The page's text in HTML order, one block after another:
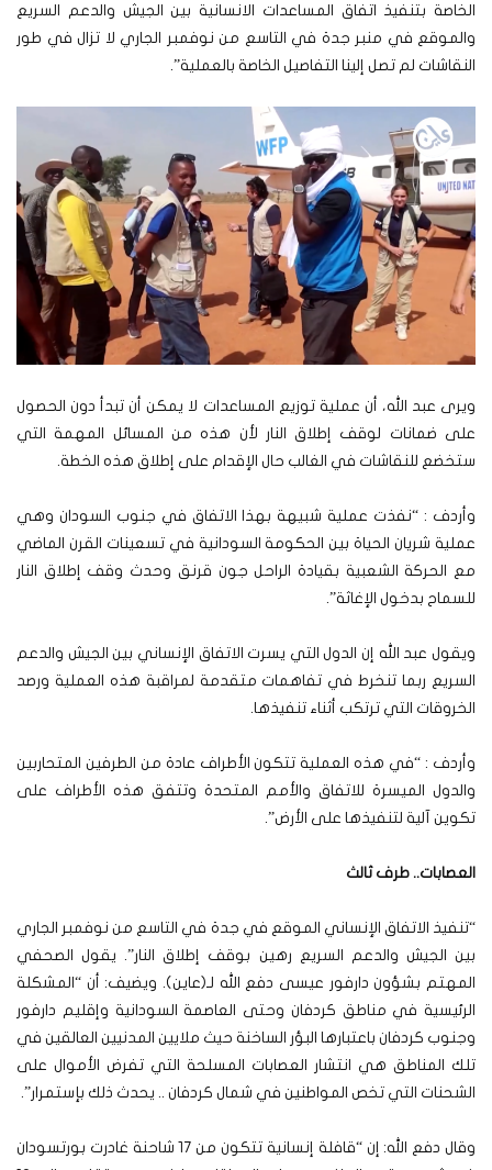
الخاصة بتنفيذ اتفاق المساعدات الانسانية بين الجيش والدعم السريع
والموقع في منبر جدة في التاسع من نوفمبر الجاري لا تزال في طور
النقاشات لم تصل إلينا التفاصيل الخاصة بالعملية”.
ويرى عبد الله، أن عملية توزيع المساعدات لا يمكن أن تبدأ دون الحصول
على ضمانات لوقف إطلاق النار لأن هذه من المسائل المهمة التي
ستخضع للنقاشات في الغالب حال الإقدام على إطلاق هذه الخطة.
وأردف : “نفذت عملية شبيهة بهذا الاتفاق في جنوب السودان وهي
عملية شريان الحياة بين الحكومة السودانية في تسعينات القرن الماضي
مع الحركة الشعبية بقيادة الراحل جون قرنق وحدث وقف إطلاق النار
للسماح بدخول الإغاثة”.
ويقول عبد الله إن الدول التي يسرت الاتفاق الإنساني بين الجيش والدعم
السريع ربما تنخرط في تفاهمات متقدمة لمراقبة هذه العملية ورصد
الخروقات التي ترتكب أثناء تنفيذها.
وأردف : “في هذه العملية تتكون الأطراف عادة من الطرفين المتحاربين
والدول الميسرة للاتفاق والأمم المتحدة وتتفق هذه الأطراف على
تكوين آلية لتنفيذها على الأرض”.
العصابات.. طرف ثالث
“تنفيذ الاتفاق الإنساني الموقع في جدة في التاسع من نوفمبر الجاري
بين الجيش والدعم السريع رهين بوقف إطلاق النار”. يقول الصحفي
المهتم بشؤون دارفور عيسى دفع الله لـ(عاين). ويضيف: أن “المشكلة
الرئيسية في مناطق كردفان وحتى العاصمة السودانية وإقليم دارفور
وجنوب كردفان باعتبارها البؤر الساخنة حيث ملايين المدنيين العالقين في
تلك المناطق هي انتشار العصابات المسلحة التي تفرض الأموال على
الشحنات التي تخص المواطنين في شمال كردفان .. يحدث ذلك بإستمرار”.
وقال دفع الله: إن “قافلة إنسانية تتكون من 17 شاحنة غادرت بورتسودان